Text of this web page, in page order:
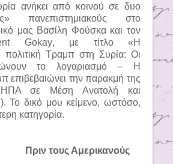
ανήκει από κοινού σε δυο
πανεπιστημιακούς στο
μας Βασίλη Φούσκα και τον
Gokay, με τίτλο «Η
πολιτική Τραμπ στη Συρία: Οι
το λογαριασμό – Η
επιβεβαιώνει την παρακμή της
σε Μέση Ανατολή και
Το δικό μου κείμενο, ωστόσο,
κατηγορία.
Πριν τους Αμερικανούς